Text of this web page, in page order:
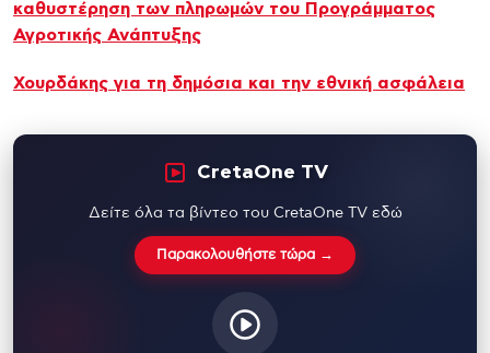
καθυστέρηση των πληρωμών του Προγράμματος
Αγροτικής Ανάπτυξης
Χουρδάκης για τη δημόσια και την εθνική ασφάλεια
CretaOne TV
Δείτε όλα τα βίντεο του CretaOne TV εδώ
Παρακολουθήστε τώρα →